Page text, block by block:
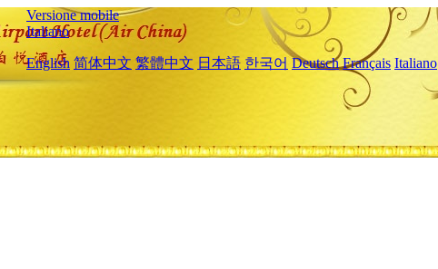
Versione mobile
Italiano
English 简体中文 繁體中文 日本語 한국어 Deutsch Français Italiano